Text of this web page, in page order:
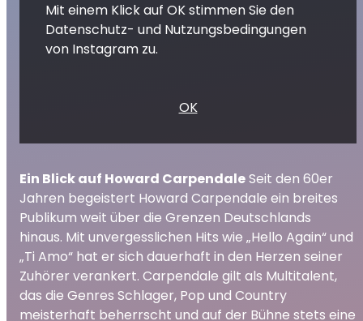
Mit einem Klick auf OK stimmen Sie den
Datenschutz- und Nutzungsbedingungen
von Instagram zu.
OK
Ein Blick auf Howard CarpendaleSeit den 60er
Jahren begeistert Howard Carpendale ein breites
Publikum weit über die Grenzen Deutschlands
hinaus. Mit unvergesslichen Hits wie „Hello Again“ und
„Ti Amo“ hat er sich dauerhaft in den Herzen seiner
Zuhörer verankert. Carpendale gilt als Multitalent,
das die Genres Schlager, Pop und Country
meisterhaft beherrscht und auf der Bühne stets eine